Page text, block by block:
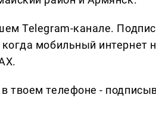
Telegram-канале.
мобильный интернет
твоем телефоне -